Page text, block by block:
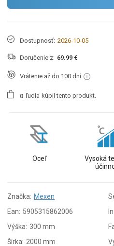
Dostupnosť: 2026-10-05
Doručenie z: 69.99 €
Vrátenie až do 100 dní
0 ľudia kúpil tento produkt.
Oceľ
Vysoká
Značka: Mexen
Ean: 5905315862006
Výška: 300 mm
Šírka: 2000 mm